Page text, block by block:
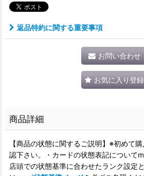
返品特約に関する重要事項
お問い合わせ
お気に入り登録
商品詳細
【商品の状態に関するご説明】※初めて
認下さい。・カードの状態表記について
店頭での状態基準に合わせたランク設定